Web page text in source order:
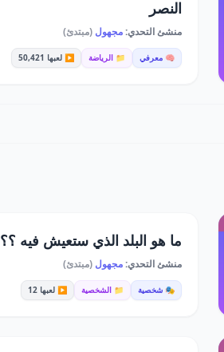
النصر
منشئ التحدي:مجهول (مبتدئ)
🧠 معرفي 📁 الرياضة ▶️ لعبها 50,421
ما هو البلد الذي ستعيش فيه ؟؟
منشئ التحدي:مجهول (مبتدئ)
🎭 شخصية 📁 الشخصية ▶️ لعبها 12